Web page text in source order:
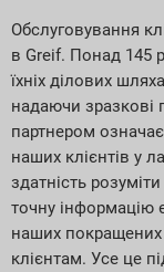
Обслуговування
в Greif. Понад 145
їхніх ділових
надаючи зразкові
партнером
наших клієнтів у
здатність
точну інформацію
наших покращених
клієнтам. Усе це